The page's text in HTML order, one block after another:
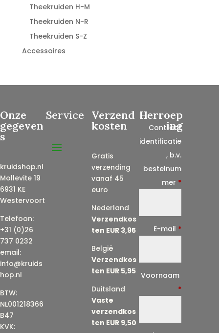
Theekruiden H-M
Theekruiden N-R
Theekruiden S-Z
Accessoires
Onze
gegeven
s
kruidshop.nl
Mollevite 19
6931 KE
Westervoort
Telefoon:
+31 (0)26
737 0232
email:
info@kruids
hop.nl
BTW:
NL001218366
B47
KVK:
Service Verzend
kosten
Gratis
verzending
vanaf 45
euro
Nederland
Verzendkos
ten EUR 3,95
België
Verzendkos
ten EUR 5,95
Duitsland
Vaste
verzendkos
ten EUR 9,50
Herroep
ing
Contract
identificatie
, b.v.
bestelnum
mer *
E-mail *
Voornaam
*